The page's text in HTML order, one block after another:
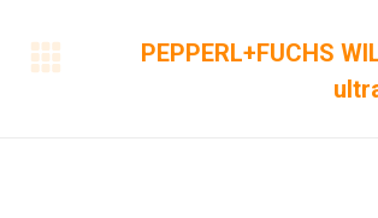
PEPPERL+FUCHS